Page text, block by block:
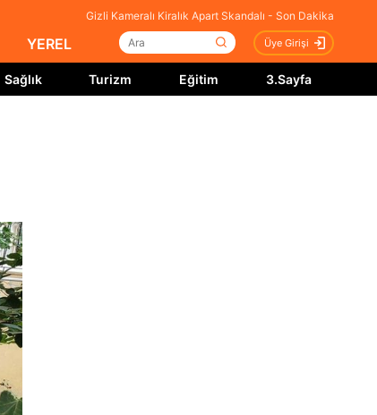
Gizli Kameralı Kiralık Apart Skandalı - Son Dakika
YEREL Üye Girişi
Sağlık Turizm Eğitim 3.Sayfa